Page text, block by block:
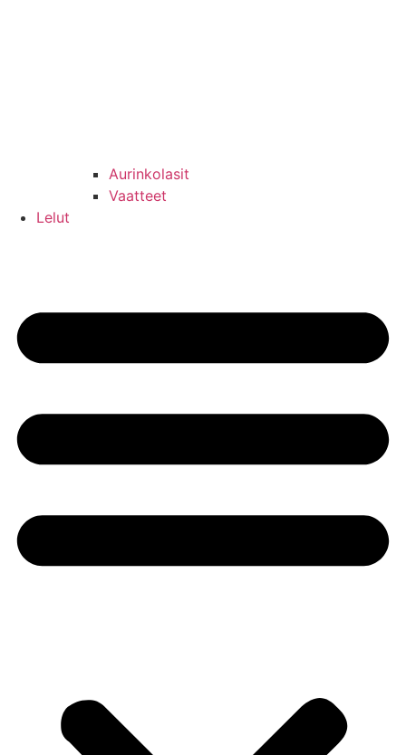
Aurinkolasit
Vaatteet
Lelut